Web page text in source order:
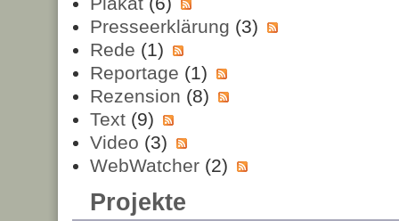
Presseerklärung (3)
Rede (1)
Reportage (1)
Rezension (8)
Text(9)
Video (3)
WebWatcher(2)
Projekte